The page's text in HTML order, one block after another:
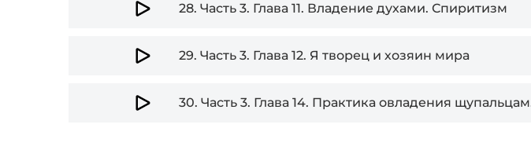
28. Часть 3. Глава 11. Владение духами. Спиритизм
29. Часть 3. Глава 12. Я творец и хозяин мира
30. Часть 3. Глава 14. Практика овладения щупальцами намерения